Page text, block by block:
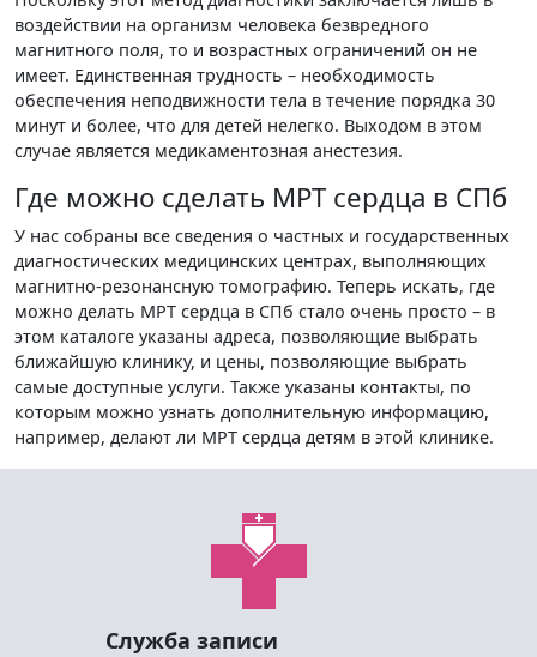
воздействии на организм человека безвредного
магнитного поля, то и возрастных ограничений он не
имеет. Единственная трудность – необходимость
обеспечения неподвижности тела в течение порядка 30
минут и более, что для детей нелегко. Выходом в этом
случае является медикаментозная анестезия.
Где можно сделать МРТ сердца в СПб
У нас собраны все сведения о частных и государственных
диагностических медицинских центрах, выполняющих
магнитно-резонансную томографию. Теперь искать, где
можно делать МРТ сердца в СПб стало очень просто – в
этом каталоге указаны адреса, позволяющие выбрать
ближайшую клинику, и цены, позволяющие выбрать
самые доступные услуги. Также указаны контакты, по
которым можно узнать дополнительную информацию,
например, делают ли МРТ сердца детям в этой клинике.
Служба записи